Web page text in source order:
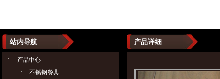
产品详细
站内导航
产品中心
不锈钢餐具